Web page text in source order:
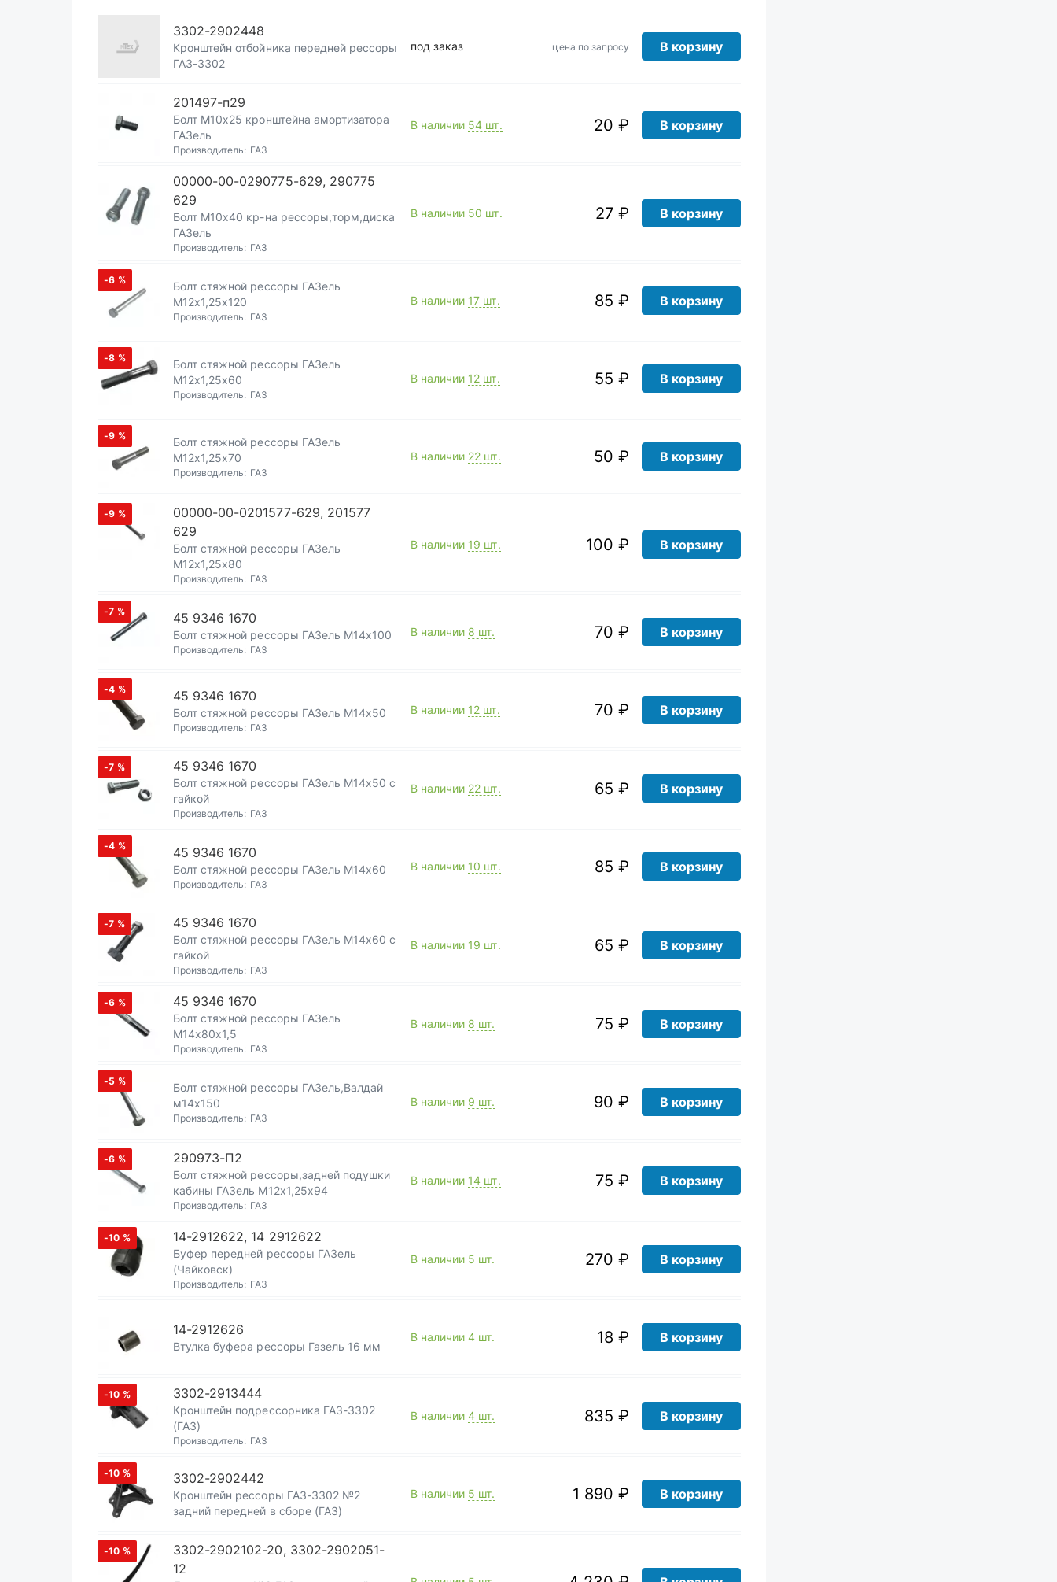
3302-2902448
Кронштейн отбойника передней рессоры
ГАЗ-3302
под заказ цена по запросу В корзину
201497-п29
Болт М10х25 кронштейна амортизатора
ГАЗель
Производитель: ГАЗ
В наличии 54 шт. 20 ₽ В корзину
00000-00-0290775-629, 290775
629
Болт М10х40 кр-на рессоры,торм,диска
ГАЗель
Производитель: ГАЗ
В наличии 50 шт. 27 ₽ В корзину
-6 %
Болт стяжной рессоры ГАЗель
М12х1,25х120
Производитель: ГАЗ
В наличии 17 шт. 85 ₽ В корзину
-8 %
Болт стяжной рессоры ГАЗель
М12х1,25х60
Производитель: ГАЗ
В наличии 12 шт. 55 ₽ В корзину
-9 %
Болт стяжной рессоры ГАЗель
М12х1,25х70
Производитель: ГАЗ
В наличии 22 шт. 50 ₽ В корзину
-9 %
00000-00-0201577-629, 201577
629
Болт стяжной рессоры ГАЗель
М12х1,25х80
Производитель: ГАЗ
В наличии 19 шт. 100 ₽ В корзину
-7 % 45 9346 1670
Болт стяжной рессоры ГАЗель М14х100
Производитель: ГАЗ
В наличии 8 шт. 70 ₽ В корзину
-4 % 45 9346 1670
Болт стяжной рессоры ГАЗель М14х50
Производитель: ГАЗ
В наличии 12 шт. 70 ₽ В корзину
-7 % 45 9346 1670
Болт стяжной рессоры ГАЗель М14х50 с
гайкой
Производитель: ГАЗ
В наличии 22 шт. 65 ₽ В корзину
-4 % 45 9346 1670
Болт стяжной рессоры ГАЗель М14х60
Производитель: ГАЗ
В наличии 10 шт. 85 ₽ В корзину
-7 % 45 9346 1670
Болт стяжной рессоры ГАЗель М14х60 с
гайкой
Производитель: ГАЗ
В наличии 19 шт. 65 ₽ В корзину
-6 % 45 9346 1670
Болт стяжной рессоры ГАЗель
М14х80х1,5
Производитель: ГАЗ
В наличии 8 шт. 75 ₽ В корзину
-5 %
Болт стяжной рессоры ГАЗель,Валдай
м14х150
Производитель: ГАЗ
В наличии 9 шт. 90 ₽ В корзину
-6 % 290973-П2
Болт стяжной рессоры,задней подушки
кабины ГАЗель М12х1,25х94
Производитель: ГАЗ
В наличии 14 шт. 75 ₽ В корзину
-10 % 14-2912622, 14 2912622
Буфер передней рессоры ГАЗель
(Чайковск)
Производитель: ГАЗ
В наличии 5 шт. 270 ₽ В корзину
14-2912626
Втулка буфера рессоры Газель 16 мм
В наличии 4 шт. 18 ₽ В корзину
-10 % 3302-2913444
Кронштейн подрессорника ГАЗ-3302
(ГАЗ)
Производитель: ГАЗ
В наличии 4 шт. 835 ₽ В корзину
-10 % 3302-2902442
Кронштейн рессоры ГАЗ-3302 №2
задний передней в сборе (ГАЗ)
В наличии 5 шт. 1 890 ₽ В корзину
-10 %
3302-2902102-20, 3302-2902051-
12